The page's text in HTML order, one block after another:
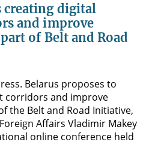
creating digital
and improve
of Belt and Road
Belarus proposes to
corridors and improve
the Belt and Road Initiative,
Affairs Vladimir Makey
online conference held